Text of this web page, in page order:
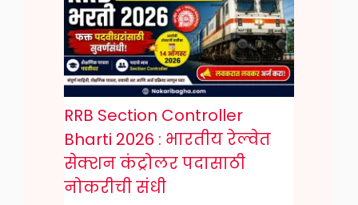
RRB Section Controller
Bharti 2026 : भारतीय रेल्वेत
सेक्शन कंट्रोलर पदासाठी
नोकरीची संधी